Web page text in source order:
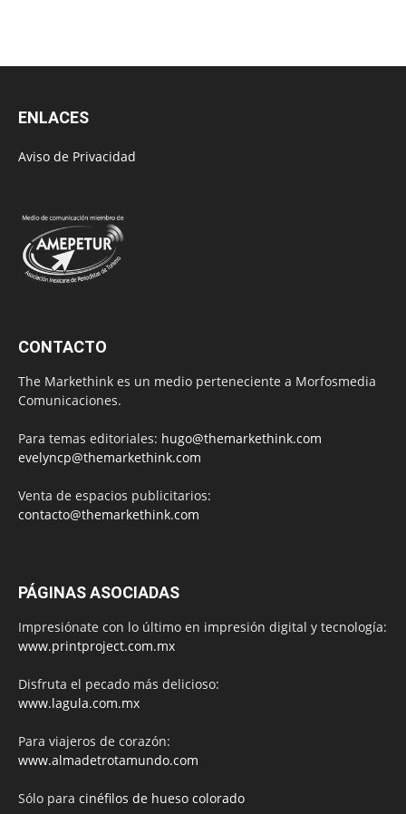
ENLACES
Aviso de Privacidad
CONTACTO
The Markethink es un medio perteneciente a Morfosmedia
Comunicaciones.
Para temas editoriales: hugo@themarkethink.com
evelyncp@themarkethink.com
Venta de espacios publicitarios:
contacto@themarkethink.com
PÁGINAS ASOCIADAS
Impresiónate con lo último en impresión digital y tecnología:
www.printproject.com.mx
Disfruta el pecado más delicioso:
www.lagula.com.mx
Para viajeros de corazón:
www.almadetrotamundo.com
Sólo para cinéfilos de hueso colorado